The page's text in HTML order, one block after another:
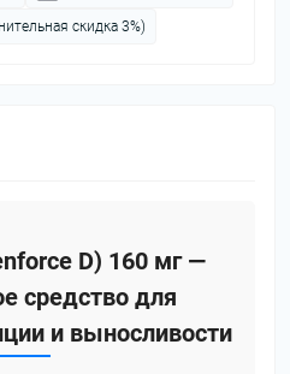
скидка 3%)
D) 160 мг —
средство для
и выносливости